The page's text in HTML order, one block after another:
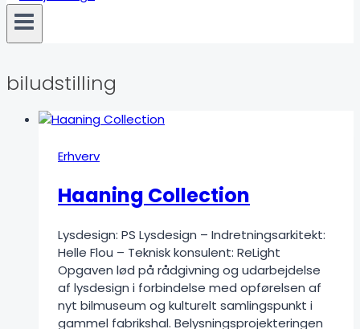
biludstilling
Erhverv
Haaning Collection
Lysdesign: PS Lysdesign – Indretningsarkitekt:
Helle Flou – Teknisk konsulent: ReLight
Opgaven lød på rådgivning og udarbejdelse
af lysdesign i forbindelse med opførelsen af
nyt bilmuseum og kulturelt samlingspunkt i
gammel fabrikshal. Belysningsprojekteringen